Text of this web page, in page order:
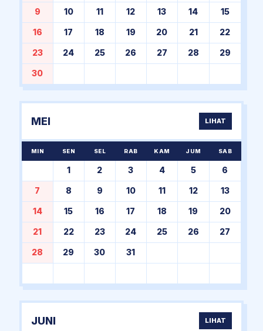
9 10 11 12 13 14 15
16 17 18 19 20 21 22
23 24 25 26 27 28 29
30
MEI LIHAT
MIN SEN SEL RAB KAM JUM SAB
1 2 3 4 5 6
7 8 9 10 11 12 13
14 15 16 17 18 19 20
21 22 23 24 25 26 27
28 29 30 31
JUNI LIHAT